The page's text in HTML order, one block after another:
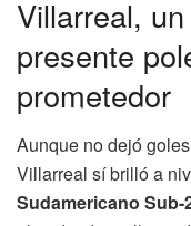
Villarreal,
presente
prometedor
Aunque no dejó
Villarreal sí brilló a
Sudamericano Sub-